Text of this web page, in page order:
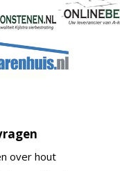
over hout